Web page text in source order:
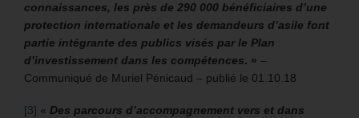
connaissances, les près de 290 000 bénéficiaires d’une
protection internationale et les demandeurs d’asile font
partie intégrante des publics visés par le Plan
d’investissement dans les compétences. » –
Communiqué de Muriel Pénicaud – publié le 01.10.18
[3] « Des parcours d’accompagnement vers et dans